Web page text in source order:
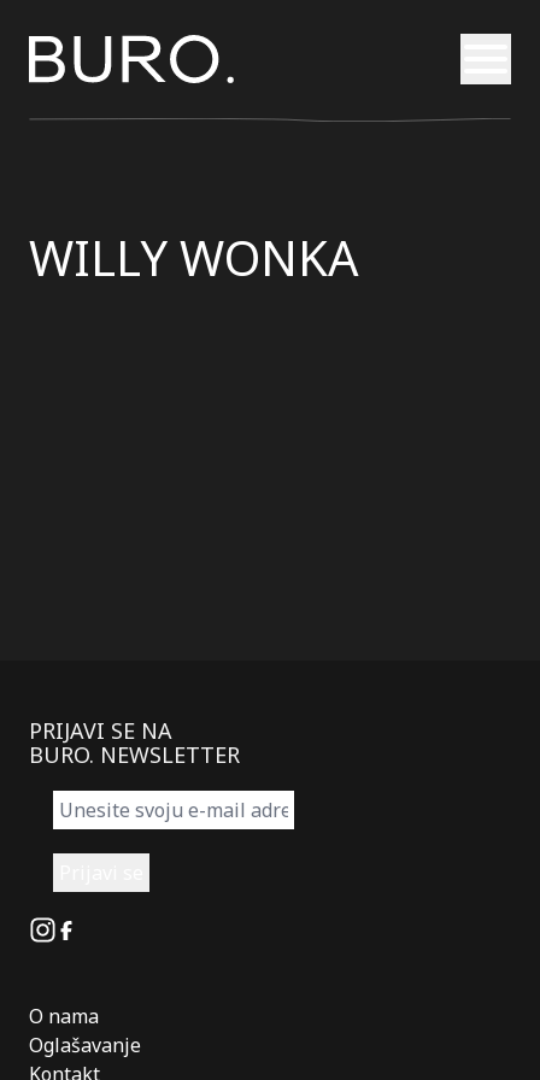
WILLY WONKA
PRIJAVI SE NA
BURO. NEWSLETTER
Instagram
Facebook
O nama
Oglašavanje
Kontakt